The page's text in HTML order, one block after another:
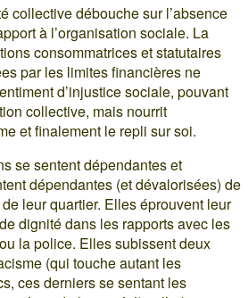
collective débouche sur l’absence
à l’organisation sociale. La
consommatrices et statutaires
par les limites financières ne
d’injustice sociale, pouvant
collective, mais nourrit
et finalement le repli sur soi.
se sentent dépendantes et
dépendantes (et dévalorisées) de
leur quartier. Elles éprouvent leur
dignité dans les rapports avec les
la police. Elles subissent deux
(qui touche autant les
ces derniers se sentant les